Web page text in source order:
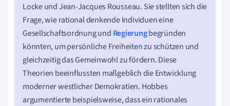
Locke und Jean-Jacques Rousseau. Sie stellten sich die
Frage, wie rational denkende Individuen eine
Gesellschaftsordnung und Regierungbegründen
könnten, um persönliche Freiheiten zu schützen und
gleichzeitig das Gemeinwohl zu fördern. Diese
Theorien beeinflussten maßgeblich die Entwicklung
moderner westlicher Demokratien. Hobbes
argumentierte beispielsweise, dass ein rationales